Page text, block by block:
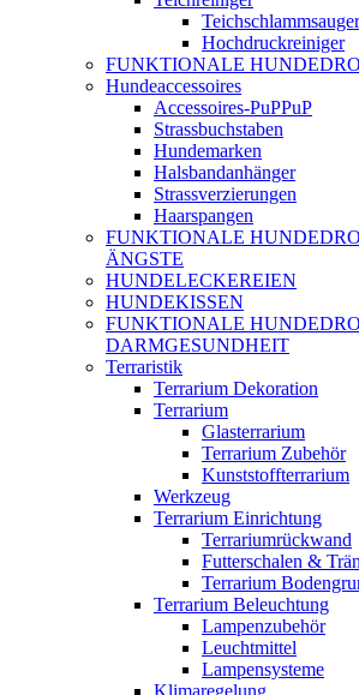
Teichschlammsauger
Hochdruckreiniger
FUNKTIONALE
Hundeaccessoires
Accessoires-PuPPuP
Strassbuchstaben
Hundemarken
Halsbandanhänger
Strassverzierungen
Haarspangen
FUNKTIONALE
ÄNGSTE
HUNDELECKEREIEN
HUNDEKISSEN
FUNKTIONALE
DARMGESUNDHEIT
Terraristik
Terrarium Dekoration
Terrarium
Glasterrarium
Terrarium Zubehör
Kunststoffterrarium
Werkzeug
Terrarium Einrichtung
Terrariumrückwand
Futterschalen &
Terrarium
Terrarium Beleuchtung
Lampenzubehör
Leuchtmittel
Lampensysteme
Klimaregelung